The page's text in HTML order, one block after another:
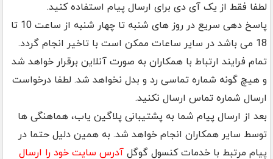
لطفا فقط از یک آی دی برای ارسال پیام استفاده کنید.
پاسخ دهی سریع در روز های شنبه تا چهار شنبه از ساعت 10 تا
18 می باشد در سایر ساعات ممکن است با تاخیر انجام گردد.
تمام فرایند ارتباط با همکاران به صورت آنلاین برقرار خواهد شد
و هیچ گونه شماره تماسی رد و بدل نخواهد شد. لطفا درخواست
ارسال شماره تماس ارسال نکنید.
بعد از ارسال پیام شما به پشتیبانی پلاگین یاب، هماهنگی ها
توسط سایر همکاران انجام خواهد شد. به همین دلیل حتما در
پیام مرتبط با خدمات کنسول گوگل آدرس سایت خود را ارسال